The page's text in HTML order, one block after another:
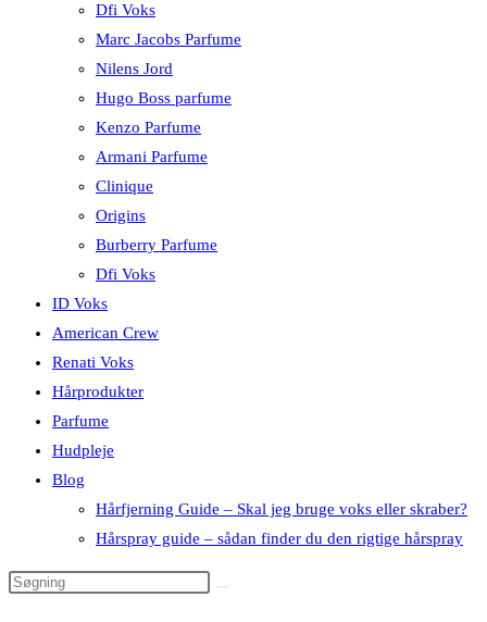
Dfi Voks
Marc Jacobs Parfume
Nilens Jord
Hugo Boss parfume
Kenzo Parfume
Armani Parfume
Clinique
Origins
Burberry Parfume
Dfi Voks
ID Voks
American Crew
Renati Voks
Hårprodukter
Parfume
Hudpleje
Blog
Hårfjerning Guide – Skal jeg bruge voks eller skraber?
Hårspray guide – sådan finder du den rigtige hårspray